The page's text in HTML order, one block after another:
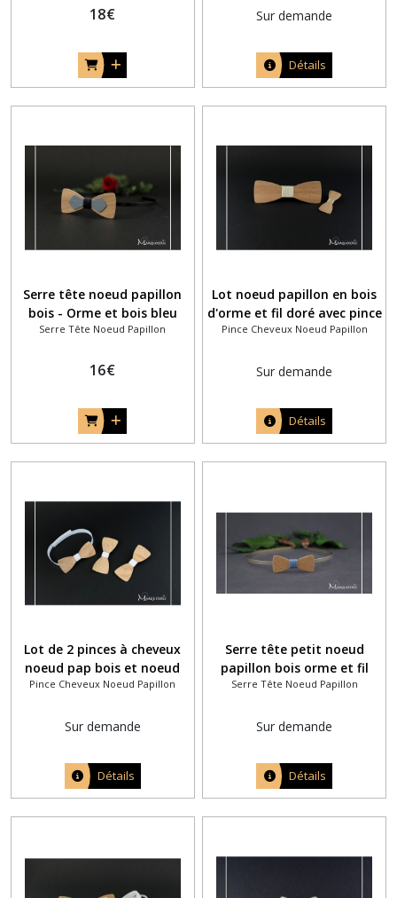
18€ Sur demande
Détails
Serre tête noeud papillon
bois - Orme et bois bleu
teinté
Serre Tête Noeud Papillon
16€
Lot noeud papillon en bois
d'orme et fil doré avec pince
à cheveux assortie
Pince Cheveux Noeud Papillon
Sur demande
Détails
Lot de 2 pinces à cheveux
noeud pap bois et noeud
pap bois pour bébé assortis
Pince Cheveux Noeud Papillon
Sur demande
Détails
Serre tête petit noeud
papillon bois orme et fil
coton bleu ardoise
Serre Tête Noeud Papillon
Sur demande
Détails